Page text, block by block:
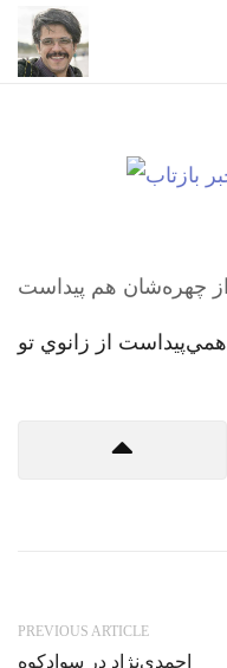
PREVIOUS ARTICLE
احمدی‌نژاد در سوادکوه